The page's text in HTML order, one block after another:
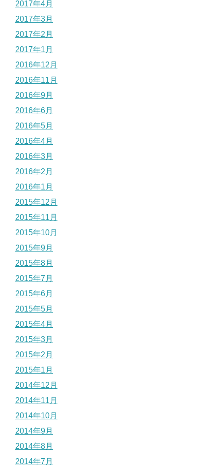
2017年4月
2017年3月
2017年2月
2017年1月
2016年12月
2016年11月
2016年9月
2016年6月
2016年5月
2016年4月
2016年3月
2016年2月
2016年1月
2015年12月
2015年11月
2015年10月
2015年9月
2015年8月
2015年7月
2015年6月
2015年5月
2015年4月
2015年3月
2015年2月
2015年1月
2014年12月
2014年11月
2014年10月
2014年9月
2014年8月
2014年7月